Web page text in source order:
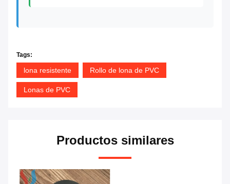
Tags:
lona resistente Rollo de lona de PVC
Lonas de PVC
Productos similares